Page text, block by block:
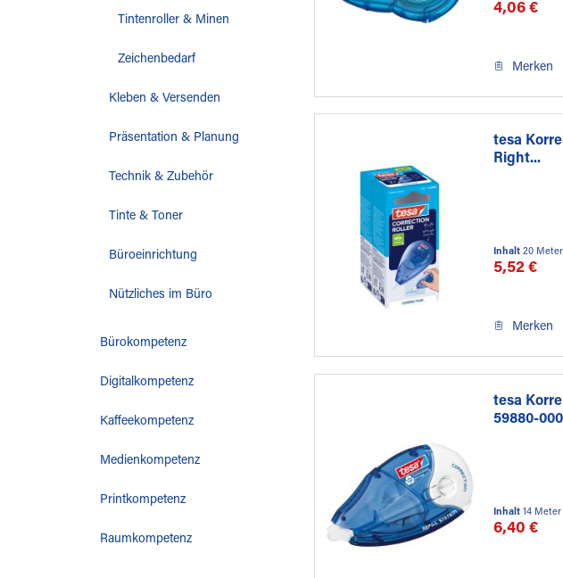
Tintenroller & Minen
Zeichenbedarf
Kleben & Versenden
Präsentation & Planung
Technik & Zubehör
Tinte & Toner
Büroeinrichtung
Nützliches im Büro
Bürokompetenz
Digitalkompetenz
Kaffeekompetenz
Medienkompetenz
Printkompetenz
Raumkompetenz
4,06 €
Merken
tesa
Right...
Inhalt20
5,52 €
Merken
tesa
59880-
Inhalt14
6,40 €